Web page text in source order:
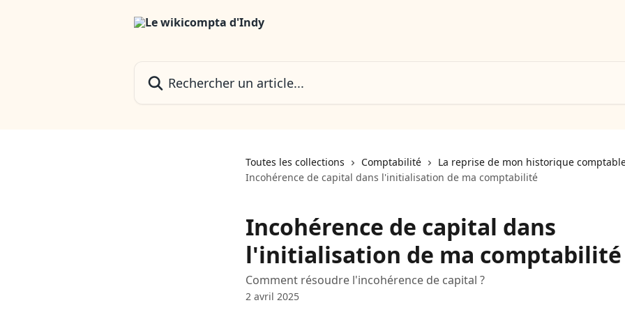
Toutes les collections Comptabilité
La reprise de mon historique
Incohérence de capital dans l'initialisation de ma comptabilité
Incohérence de capital dans
l'initialisation de ma comptabilité
Comment résoudre l'incohérence de capital ?
2 avril 2025